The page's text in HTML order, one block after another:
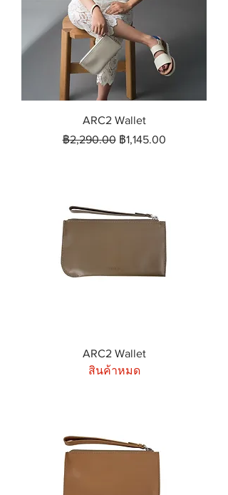
ARC2 Wallet
ราคาปกติ
฿2,290.00 ราคาขายลด
฿1,145.00
ARC2 Wallet
สินค้าหมด